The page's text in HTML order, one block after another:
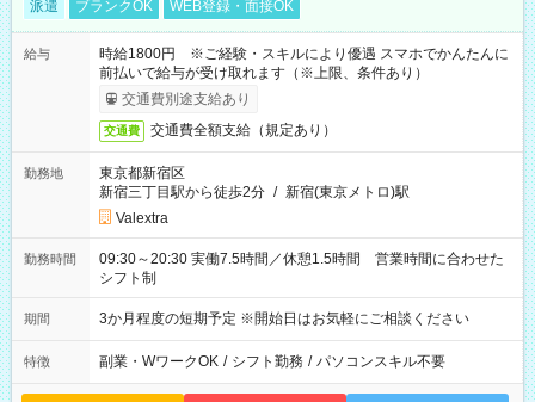
派遣 ブランクOK WEB登録・面接OK
給与
時給1800円 ※ご経験・スキルにより優遇 スマホでかんたんに
前払いで給与が受け取れます（※上限、条件あり）
交通費別途支給あり
交通費 交通費全額支給（規定あり）
勤務地
東京都新宿区
新宿三丁目駅から徒歩2分 / 新宿(東京メトロ)駅
Valextra
勤務時間
09:30～20:30 実働7.5時間／休憩1.5時間 営業時間に合わせた
シフト制
期間 3か月程度の短期予定 ※開始日はお気軽にご相談ください
特徴 副業・WワークOK / シフト勤務 / パソコンスキル不要